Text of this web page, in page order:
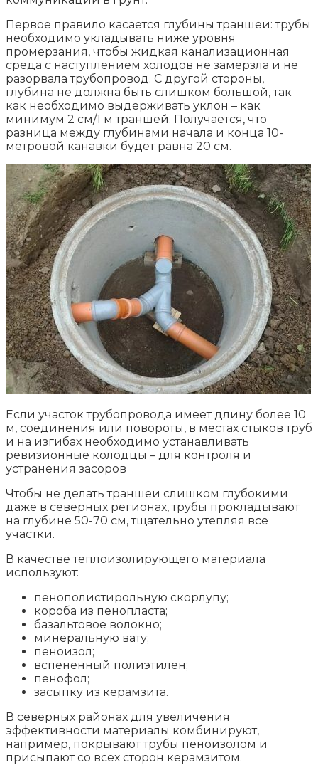
Первое правило касается глубины траншеи: трубы
необходимо укладывать ниже уровня
промерзания, чтобы жидкая канализационная
среда с наступлением холодов не замерзла и не
разорвала трубопровод. С другой стороны,
глубина не должна быть слишком большой, так
как необходимо выдерживать уклон – как
минимум 2 см/1 м траншей. Получается, что
разница между глубинами начала и конца 10-
метровой канавки будет равна 20 см.
Если участок трубопровода имеет длину более 10
м, соединения или повороты, в местах стыков труб
и на изгибах необходимо устанавливать
ревизионные колодцы – для контроля и
устранения засоров
Чтобы не делать траншеи слишком глубокими
даже в северных регионах, трубы прокладывают
на глубине 50-70 см, тщательно утепляя все
участки.
В качестве теплоизолирующего материала
используют:
пенополистирольную скорлупу;
короба из пенопласта;
базальтовое волокно;
минеральную вату;
пеноизол;
вспененный полиэтилен;
пенофол;
засыпку из керамзита.
В северных районах для увеличения
эффективности материалы комбинируют,
например, покрывают трубы пеноизолом и
присыпают со всех сторон керамзитом.